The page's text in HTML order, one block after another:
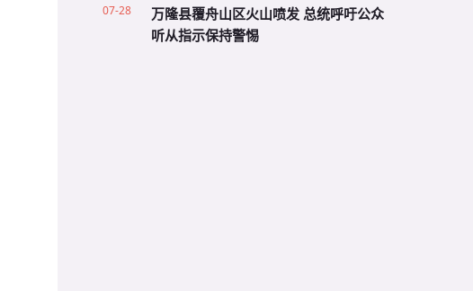
07-28
万隆县覆舟山区火山喷发 总统呼吁公众
听从指示保持警惕